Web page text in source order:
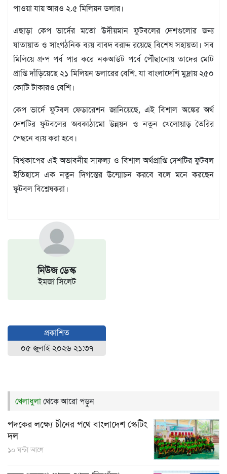
চাকুরী
নিউজ ডেস্ক
ইমজা সিলেট
প্রকাশিত
০৫ জুলাই ২০২৬ ২১:৩৭
পাওয়া যায় আরও ২.৫ মিলিয়ন ডলার।
এছাড়া কেপ ভার্দের মতো উদীয়মান ফুটবলের দেশগুলোর জন্য
যাতায়াত ও সাংগঠনিক ব্যয় বাবদ বরাদ্দ রয়েছে বিশেষ সহায়তা। সব
মিলিয়ে গ্রুপ পর্ব পার করে নকআউট পর্বে পৌঁছানোয় তাদের মোট
প্রাপ্তি দাঁড়িয়েছে ২১ মিলিয়ন ডলারের বেশি, যা বাংলাদেশি মুদ্রায় ২৫০
কোটি টাকারও বেশি।
কেপ ভার্দে ফুটবল ফেডারেশন জানিয়েছে, এই বিশাল অঙ্কের অর্থ
দেশটির ফুটবলের অবকাঠামো উন্নয়ন ও নতুন খেলোয়াড় তৈরির
পেছনে ব্যয় করা হবে।
বিশ্বকাপের এই অভাবনীয় সাফল্য ও বিশাল অর্থপ্রাপ্তি দেশটির ফুটবল
ইতিহাসে এক নতুন দিগন্তের উন্মোচন করবে বলে মনে করছেন
ফুটবল বিশ্লেষকরা।
খেলাধুলাথেকে আরো পড়ুন
পদকের লক্ষ্যে চীনের পথে বাংলাদেশ স্কেটিং
দল
১০ ঘন্টা আগে